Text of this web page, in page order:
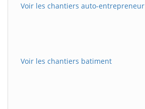
Voir les chantiers auto-entrepreneur
Voir les chantiers batiment